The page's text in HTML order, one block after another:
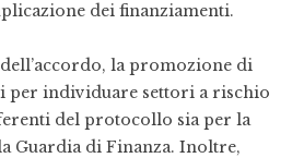
dei finanziamenti.
la promozione di
individuare settori a rischio
del protocollo sia per la
Guardia di Finanza. Inoltre,